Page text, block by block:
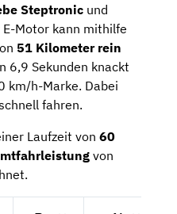
Steptronic und
E-Motor kann mithilfe
51 Kilometer rein
6,9 Sekunden knackt
km/h-Marke. Dabei
fahren.
Laufzeit von 60
von